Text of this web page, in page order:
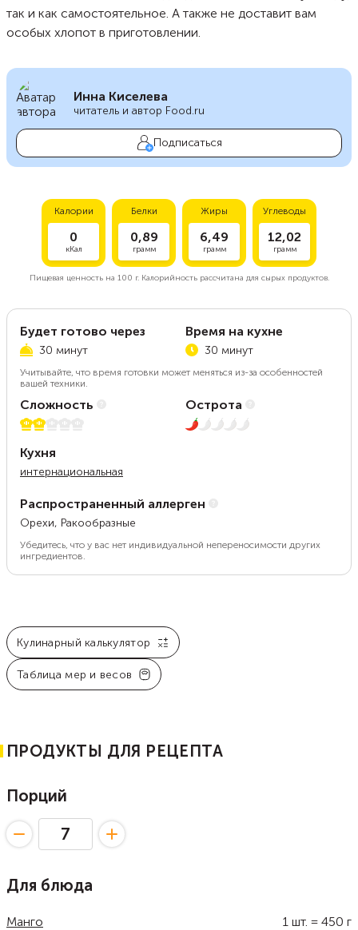
так и как самостоятельное. А также не доставит вам
особых хлопот в приготовлении.
Инна Киселева
читатель и автор Food.ru
Подписаться
Калории
0
кКал
Белки
0,89
грамм
Жиры
6,49
грамм
Углеводы
12,02
грамм
Пищевая ценность на 100 г.Калорийность рассчитана для сырых продуктов.
Будет готово через
30 минут
Время на кухне
30 минут
Учитывайте, что время готовки может меняться из-за особенностей
вашей техники.
Сложность
2 из 5
Острота
1 из 5
Кухня
интернациональная
Распространенный аллерген
Орехи, Ракообразные
Убедитесь, что у вас нет индивидуальной непереносимости других
ингредиентов.
Кулинарный калькулятор
Таблица мер и весов
ПРОДУКТЫ ДЛЯ РЕЦЕПТА
Порций
Для блюда
Манго 1 шт. = 450 г